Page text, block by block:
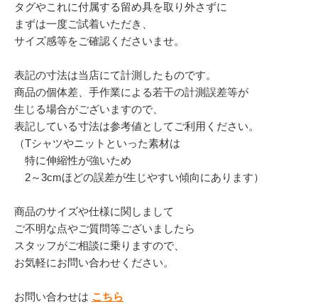
タグやこれに付属する留め具を取り外さずに
まずは一度ご試着いただき、
サイズ感等をご確認くださいませ。
表記の寸法は当店にて計測したものです。
商品の個体差、手作業による若干の計測誤差等が
生じる場合がございますので、
表記している寸法は参考値としてご利用ください。
（Tシャツやニットといった素材は
特に伸縮性が強いため
2～3cmほどの誤差が生じやすい傾向にあります）
商品のサイズや仕様に関しまして
ご不明な点やご質問等ございましたら
スタッフがご相談に乗りますので、
お気軽にお問い合わせください。
お問い合わせは こちら